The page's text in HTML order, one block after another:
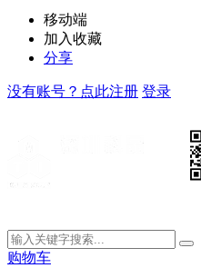
移动端
加入收藏
分享
没有账号？点此注册 登录
购物车